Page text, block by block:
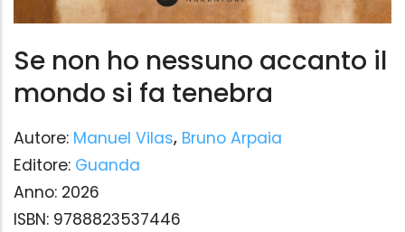
Se non ho nessuno accanto il
mondo si fa tenebra
Autore: Manuel Vilas, Bruno Arpaia
Editore: Guanda
Anno: 2026
ISBN: 9788823537446